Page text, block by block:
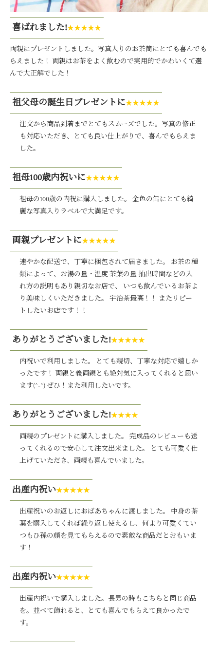
喜ばれました!★★★★★
両親にプレゼントしました。写真入りのお茶筒にとても喜んでも
らえました！ 両親はお茶をよく飲むので実用的でかわいくて選
んで大正解でした！
祖父母の誕生日ブレゼントに★★★★★
注文から商品到着までとてもスムーズでした。写真の修正
も対応いただき、とても良い仕上がりで、喜んでもらえま
した。
祖母100歳内祝いに★★★★★
祖母の100歳の内祝に購入しました。 金色の缶にとても綺
麗な写真入りラベルで大満足です。
両親プレゼントに★★★★★
速やかな配送で、丁寧に梱包されて届きました。 お茶の種
類によって、お湯の量・温度 茶葉の量 抽出時間などの入
れ方の説明もあり親切なお店で、 いつも飲んでいるお茶よ
り美味しくいただきました。 宇治茶最高！！ またリピー
トしたいお店です！！
ありがとうございました!★★★★★
内祝いで利用しました。 とても親切、丁寧な対応で嬉しか
ったです！ 両親と義両親とも絶対気に入ってくれると思い
ます(^-^) ぜひ！また利用したいです。
ありがとうございました!★★★★
両親のプレゼントに購入しました。 完成品のレビューも送
ってくれるので安心して注文出来ました。 とても可愛く仕
上げていただき、両親も喜んでいました。
出産内祝い★★★★★
出産祝いのお返しにおばあちゃんに渡しました。 中身の茶
葉を購入してくれば繰り返し使えるし、何より可愛くてい
つもひ孫の顔を見てもらえるので素敵な商品だとおもいま
す！
出産内祝い★★★★★
出産内祝いで購入しました。長男の時もこちらと同じ商品
を。並べて飾れると、とても喜んでもらえて良かったで
す。